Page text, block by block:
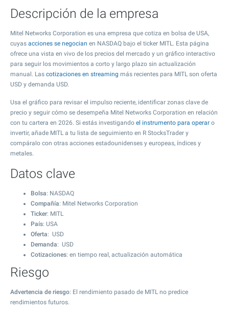
Descripción de la empresa
Mitel Networks Corporation es una empresa que cotiza en bolsa de USA,
cuyas acciones se negocian en NASDAQ bajo el ticker MITL. Esta página
ofrece una vista en vivo de los precios del mercado y un gráfico interactivo
para seguir los movimientos a corto y largo plazo sin actualización
manual. Las cotizaciones en streaming más recientes para MITL son oferta
USD y demanda USD.
Usa el gráfico para revisar el impulso reciente, identificar zonas clave de
precio y seguir cómo se desempeña Mitel Networks Corporation en relación
con tu cartera en 2026. Si estás investigando el instrumento para operar o
invertir, añade MITL a tu lista de seguimiento en R StocksTrader y
compáralo con otras acciones estadounidenses y europeas, índices y
metales.
Datos clave
Bolsa: NASDAQ
Compañía: Mitel Networks Corporation
Ticker: MITL
País: USA
Oferta: USD
Demanda: USD
Cotizaciones: en tiempo real, actualización automática
Riesgo
Advertencia de riesgo: El rendimiento pasado de MITL no predice
rendimientos futuros.